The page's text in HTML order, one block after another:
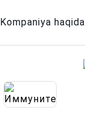
Kompaniya haqida